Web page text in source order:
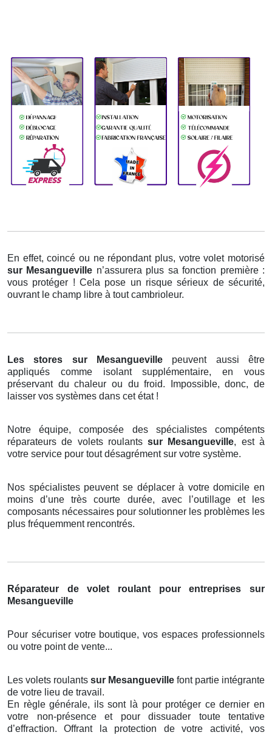
En effet, coincé ou ne répondant plus, votre volet motorisé
sur Mesangueville n’assurera plus sa fonction première :
vous protéger ! Cela pose un risque sérieux de sécurité,
ouvrant le champ libre à tout cambrioleur.
Les stores sur Mesangueville peuvent aussi être
appliqués comme isolant supplémentaire, en vous
préservant du chaleur ou du froid. Impossible, donc, de
laisser vos systèmes dans cet état !
Notre équipe, composée des spécialistes compétents
réparateurs de volets roulantssur Mesangueville, est à
votre service pour tout désagrément sur votre système.
Nos spécialistes peuvent se déplacer à votre domicile en
moins d’une très courte durée, avec l’outillage et les
composants nécessaires pour solutionner les problèmes les
plus fréquemment rencontrés.
Réparateur de volet roulant pour entreprises sur
Mesangueville
Pour sécuriser votre boutique, vos espaces professionnels
ou votre point de vente...
Les volets roulants sur Mesangueville font partie intégrante
de votre lieu de travail.
En règle générale, ils sont là pour protéger ce dernier en
votre non-présence et pour dissuader toute tentative
d’effraction. Offrant la protection de votre activité, vos